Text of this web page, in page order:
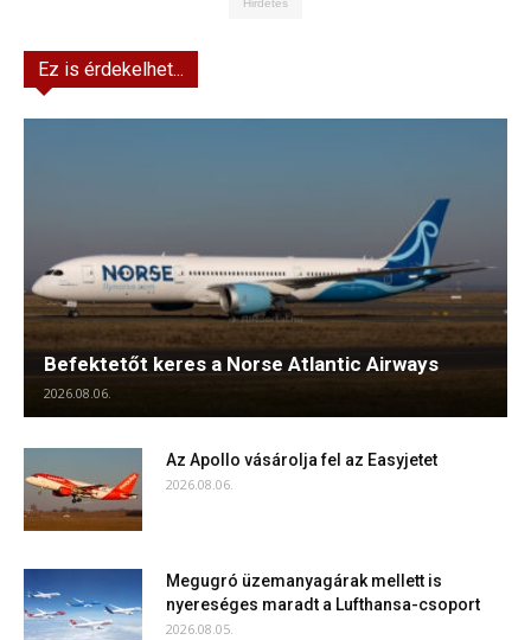
Hirdetés
Ez is érdekelhet...
Befektetőt keres a Norse Atlantic Airways
2026.08.06.
Az Apollo vásárolja fel az Easyjetet
2026.08.06.
Megugró üzemanyagárak mellett is
nyereséges maradt a Lufthansa-csoport
2026.08.05.